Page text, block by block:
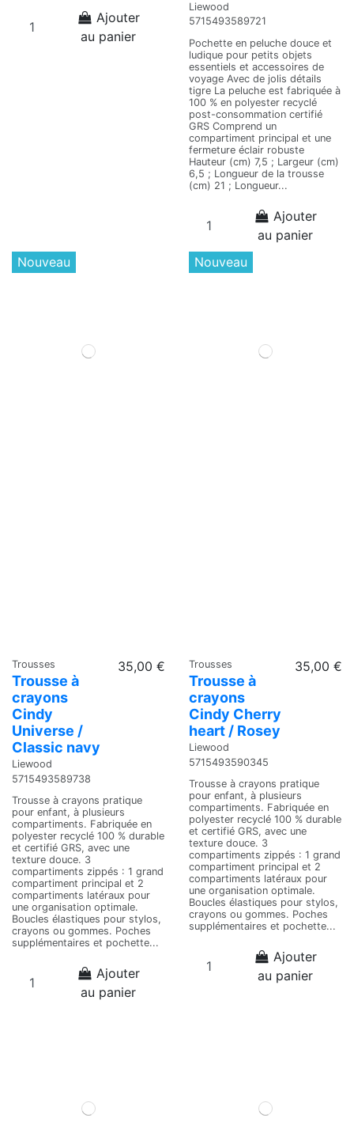
Ajouter
au panier
Liewood
5715493589721
Pochette en peluche douce et
ludique pour petits objets
essentiels et accessoires de
voyage Avec de jolis détails
tigre La peluche est fabriquée à
100 % en polyester recyclé
post-consommation certifié
GRS Comprend un
compartiment principal et une
fermeture éclair robuste
Hauteur (cm) 7,5 ; Largeur (cm)
6,5 ; Longueur de la trousse
(cm) 21 ; Longueur...
Ajouter
au panier
Nouveau
Trousses
Trousse à
crayons
Cindy
Universe /
Classic navy
Liewood
5715493589738
35,00 €
Trousse à crayons pratique
pour enfant, à plusieurs
compartiments. Fabriquée en
polyester recyclé 100 % durable
et certifié GRS, avec une
texture douce. 3
compartiments zippés : 1 grand
compartiment principal et 2
compartiments latéraux pour
une organisation optimale.
Boucles élastiques pour stylos,
crayons ou gommes. Poches
supplémentaires et pochette...
Ajouter
au panier
Nouveau
Trousses
Trousse à
crayons
Cindy Cherry
heart / Rosey
Liewood
5715493590345
35,00 €
Trousse à crayons pratique
pour enfant, à plusieurs
compartiments. Fabriquée en
polyester recyclé 100 % durable
et certifié GRS, avec une
texture douce. 3
compartiments zippés : 1 grand
compartiment principal et 2
compartiments latéraux pour
une organisation optimale.
Boucles élastiques pour stylos,
crayons ou gommes. Poches
supplémentaires et pochette...
Ajouter
au panier